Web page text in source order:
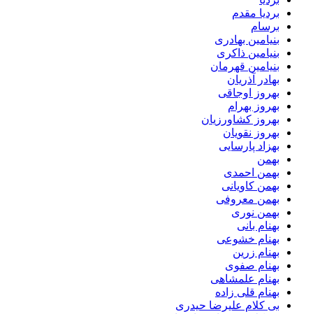
بردیا مقدم
برسام
بنیامین بهادری
بنیامین ذاکری
بنیامین قهرمان
بهادر آذریان
بهروز اوجاقی
بهروز بهرام
بهروز کشاورزیان
بهروز نقویان
بهزاد پارسایی
بهمن
بهمن احمدی
بهمن کاویانی
بهمن معروفی
بهمن نوری
بهنام بانی
بهنام خشوعی
بهنام زرین
بهنام صفوی
بهنام علمشاهی
بهنام قلی زاده
بی کلام علیرضا حیدری